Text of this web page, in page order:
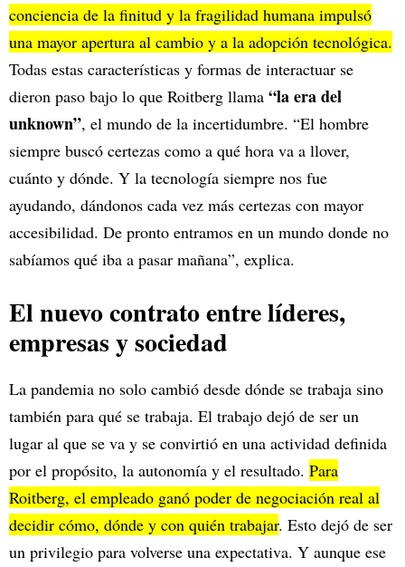
conciencia de la finitud y la fragilidad humana impulsó
una mayor apertura al cambio y a la adopción tecnológica.
Todas estas características y formas de interactuar se
dieron paso bajo lo que Roitberg llama “la era del
unknown”, el mundo de la incertidumbre. “El hombre
siempre buscó certezas como a qué hora va a llover,
cuánto y dónde. Y la tecnología siempre nos fue
ayudando, dándonos cada vez más certezas con mayor
accesibilidad. De pronto entramos en un mundo donde no
sabíamos qué iba a pasar mañana”, explica.
El nuevo contrato entre líderes,
empresas y sociedad
La pandemia no solo cambió desde dónde se trabaja sino
también para qué se trabaja. El trabajo dejó de ser un
lugar al que se va y se convirtió en una actividad definida
por el propósito, la autonomía y el resultado. Para
Roitberg, el empleado ganó poder de negociación real al
decidir cómo, dónde y con quién trabajar. Esto dejó de ser
un privilegio para volverse una expectativa. Y aunque ese